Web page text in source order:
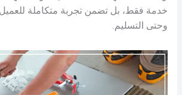
خدمة فقط، بل تضمن تجربة متكاملة
وحتى التسليم.